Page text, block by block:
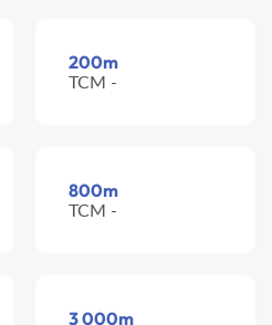
200m
TCM -
800m
TCM -
3 000m